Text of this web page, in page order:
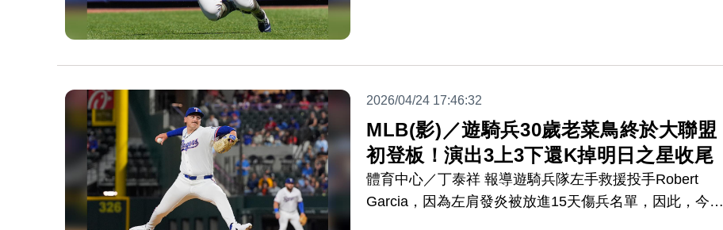
2026/04/24 17:46:32
MLB(影)／遊騎兵30歲老菜鳥終於大聯盟
初登板！演出3上3下還K掉明日之星收尾
體育中心／丁泰祥 報導遊騎兵隊左手救援投手Robert
Garcia，因為左肩發炎被放進15天傷兵名單，因此，今天